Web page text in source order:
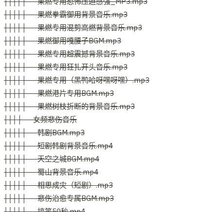
││││├──果燃拳霸御用背景音乐.mp3
││││├──果燃专用混剪高燃背景音乐.mp3
││││├──果燃御用嘎腰子BGM.mp3
││││├──果燃专用超震撼背景音乐.mp3
││││├──果燃专用狂扎开头音乐.mp3
││││├──果燃专用（黑鸭哈呀嘿呀嘿）.mp3
││││├──果燃港片专用BGM.mp3
││││├──果燃树枝折断的背景音乐.mp3
│││├──女频悲伤音乐
││││├──韩剧BGM.mp3
││││├──短剧韩剧背景音乐.mp4
││││├──天空之城BGM.mp4
││││├──蜀山背景音乐.mp4
││││├──相思成灾（短剧）.mp3
││││├──悲伤治愈专属BGM.mp3